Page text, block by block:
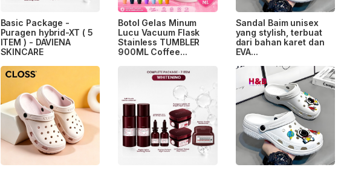
Basic Package -
Puragen hybrid-XT ( 5
ITEM ) - DAVIENA
SKINCARE
Botol Gelas Minum
Lucu Vacuum Flask
Stainless TUMBLER
900ML Coffee...
Sandal Baim unisex
yang stylish, terbuat
dari bahan karet dan
EVA...